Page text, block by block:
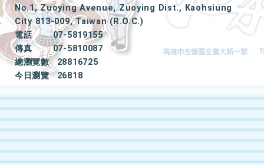
No.1, Zuoying Avenue, Zuoying Dist., Kaohsiung
City 813-009, Taiwan (R.O.C.)
電話
07-5819155
傳真
07-5810087
總瀏覽數
28816725
今日瀏覽
26818